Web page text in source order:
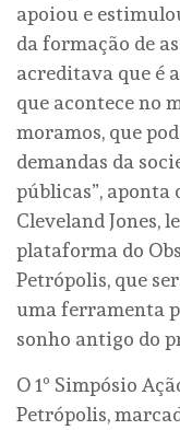
apoiou e
da formação de
acreditava que é
que acontece no
moramos, que
demandas da
públicas”, aponta
Cleveland Jones,
plataforma do
Petrópolis, que
uma ferramenta
sonho antigo do
O 1º Simpósio
Petrópolis,